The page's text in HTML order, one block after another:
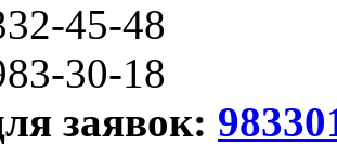
45-48
30-18
заявок: